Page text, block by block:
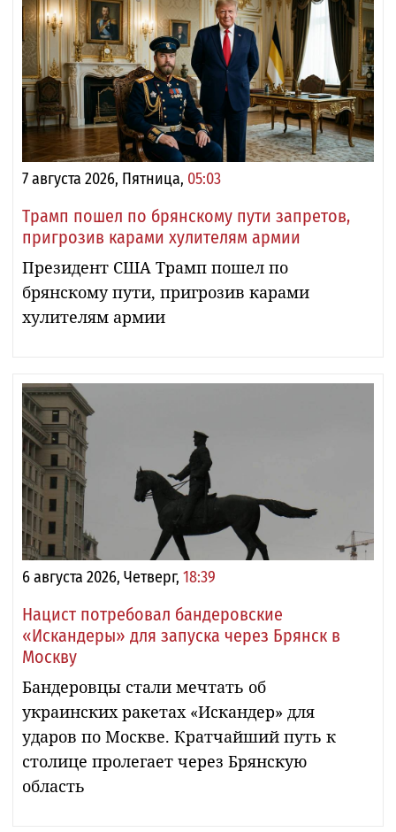
7 августа 2026, Пятница, 05:03
Трамп пошел по брянскому пути запретов,
пригрозив карами хулителям армии
Президент США Трамп пошел по
брянскому пути, пригрозив карами
хулителям армии
6 августа 2026, Четверг, 18:39
Нацист потребовал бандеровские
«Искандеры» для запуска через Брянск в
Москву
Бандеровцы стали мечтать об
украинских ракетах «Искандер» для
ударов по Москве. Кратчайший путь к
столице пролегает через Брянскую
область